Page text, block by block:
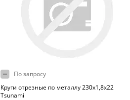
По запросу
Круги отрезные по металлу 230х1,8х22
Tsunami